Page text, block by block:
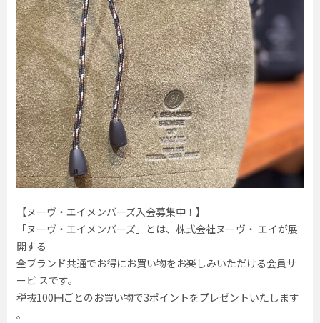
【ヌーヴ・エイメンバーズ入会募集中！】
「ヌーヴ・エイメンバーズ」とは、株式会社ヌーヴ・ エイが展
開する
全ブランド共通でお得にお買い物をお楽しみいただける会員サ
ービ スです。
税抜100円ごとのお買い物で3ポイントをプレゼントいたします
。